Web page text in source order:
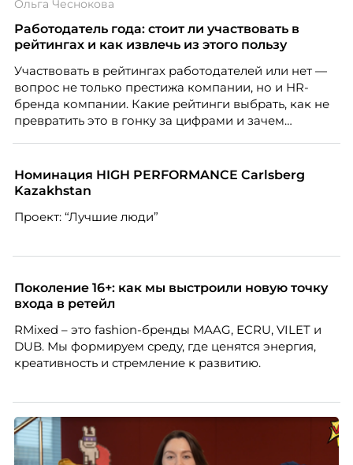
Ольга Чеснокова
Работодатель года: стоит ли участвовать в
рейтингах и как извлечь из этого пользу
Участвовать в рейтингах работодателей или нет —
вопрос не только престижа компании, но и HR-
бренда компании. Какие рейтинги выбрать, как не
превратить это в гонку за цифрами и зачем
Чеснокова, HR-директор Right line.
Номинация HIGH PERFORMANCE Carlsberg
Kazakhstan
Проект: “Лучшие люди”
Поколение 16+: как мы выстроили новую точку
входа в ретейл
RMixed – это fashion-бренды MAAG, ECRU, VILET и
DUB. Мы формируем среду, где ценятся энергия,
креативность и стремление к развитию.